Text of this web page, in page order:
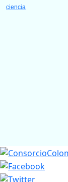
ciencia